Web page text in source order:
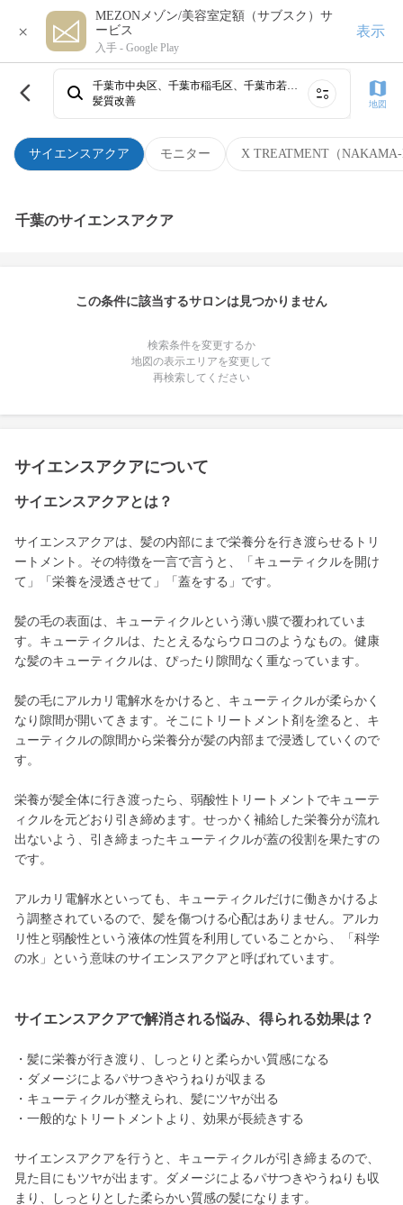
×
MEZONメゾン/美容室定額（サブスク）サ
ービス
入手 - Google Play
表示
サイエンスアクア モニター X TREATMENT（
千葉市中央区、千葉市稲毛区、千葉市若葉区、印西市、船橋・西船橋、習志野・大久保・高根公団、流山・三郷・野田、柏・我孫子、柏たなか、八千代・佐倉・成田・香取⋯
髪質改善
地図
千葉のサイエンスアクア
この条件に該当するサロンは見つかりません
検索条件を変更するか
地図の表示エリアを変更して
再検索してください
サイエンスアクアについて
サイエンスアクアとは？
サイエンスアクアは、髪の内部にまで栄養分を行き渡らせるトリ
ートメント。その特徴を一言で言うと、「キューティクルを開け
て」「栄養を浸透させて」「蓋をする」です。
髪の毛の表面は、キューティクルという薄い膜で覆われていま
す。キューティクルは、たとえるならウロコのようなもの。健康
な髪のキューティクルは、ぴったり隙間なく重なっています。
髪の毛にアルカリ電解水をかけると、キューティクルが柔らかく
なり隙間が開いてきます。そこにトリートメント剤を塗ると、キ
ューティクルの隙間から栄養分が髪の内部まで浸透していくので
す。
栄養が髪全体に行き渡ったら、弱酸性トリートメントでキューテ
ィクルを元どおり引き締めます。せっかく補給した栄養分が流れ
出ないよう、引き締まったキューティクルが蓋の役割を果たすの
です。
アルカリ電解水といっても、キューティクルだけに働きかけるよ
う調整されているので、髪を傷つける心配はありません。アルカ
リ性と弱酸性という液体の性質を利用していることから、「科学
の水」という意味のサイエンスアクアと呼ばれています。
サイエンスアクアで解消される悩み、得られる効果は？
・髪に栄養が行き渡り、しっとりと柔らかい質感になる
・ダメージによるパサつきやうねりが収まる
・キューティクルが整えられ、髪にツヤが出る
・一般的なトリートメントより、効果が長続きする
サイエンスアクアを行うと、キューティクルが引き締まるので、
見た目にもツヤが出ます。ダメージによるパサつきやうねりも収
まり、しっとりとした柔らかい質感の髪になります。